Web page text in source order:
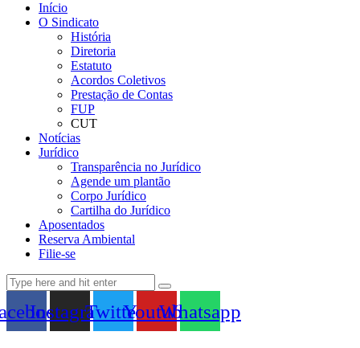
Início
O Sindicato
História
Diretoria
Estatuto
Acordos Coletivos
Prestação de Contas
FUP
CUT
Notícias
Jurídico
Transparência no Jurídico
Agende um plantão
Corpo Jurídico
Cartilha do Jurídico
Aposentados
Reserva Ambiental
Filie-se
InstagramTwitterYoutubeWhatsapp